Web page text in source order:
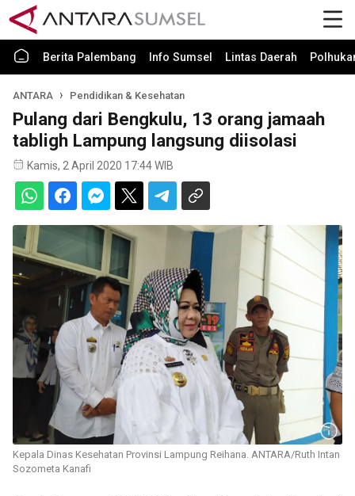
Berita Palembang Info Sumsel Lintas Daerah
ANTARA Pendidikan & Kesehatan
Pulang dari Bengkulu, 13 orang jamaah
tabligh Lampung langsung diisolasi
Kamis, 2 April 2020 17:44 WIB
Kepala Dinas Kesehatan Provinsi Lampung Reihana. ANTARA/Ruth Intan
Sozometa Kanafi